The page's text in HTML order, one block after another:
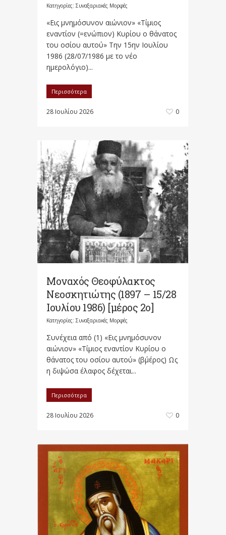
Κατηγορίες: Συναξαριακές Μορφές
«Εις μνημόσυνον αιώνιον» «Τίμιος
εναντίον (=ενώπιον) Κυρίου ο θάνατος
του οσίου αυτού» Την 15ην Ιουλίου
1986 (28/07/1986 με το νέο
ημερολόγιο)...
Περισσότερα
28 Ιουλίου 2026 0
Μοναχός Θεοφύλακτος
Νεοσκητιώτης (1897 – 15/28
Ιουλίου 1986) [μέρος 2ο]
Κατηγορίες: Συναξαριακές Μορφές
Συνέχεια από (1) «Εις μνημόσυνον
αιώνιον» «Τίμιος εναντίον Κυρίου ο
θάνατος του οσίου αυτού» (β΄μέρος) Ως
η διψώσα έλαφος δέχεται...
Περισσότερα
28 Ιουλίου 2026 0